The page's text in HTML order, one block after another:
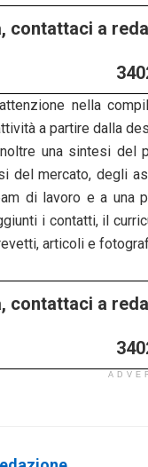
contattaci a
nella
a partire dalla
una sintesi del
del mercato, degli
di lavoro e a una
i contatti, il
articoli e
contattaci a